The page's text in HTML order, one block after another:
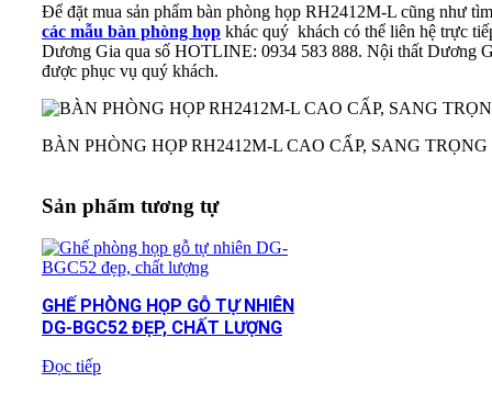
Để đặt mua sản phẩm bàn phòng họp RH2412M-L cũng như
các mẫu bàn phòng họp khác quý khách có thể liên hệ trực
Dương Gia qua số HOTLINE: 0934 583 888. Nội thất Dương
được phục vụ quý khách.
BÀN PHÒNG HỌP RH2412M-L CAO CẤP, SANG TRỌNG
Sản phẩm tương tự
GHẾ PHÒNG HỌP GỖ TỰ NHIÊN
DG-BGC52 ĐẸP, CHẤT LƯỢNG
Đọc tiếp